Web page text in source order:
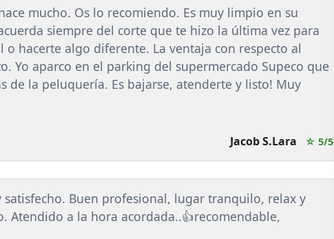
mucho. Os lo recomiendo. Es muy limpio en su
siempre del corte que te hizo la última vez para
o hacerte algo diferente. La ventaja con respecto al
Yo aparco en el parking del supermercado Supeco que
de la peluquería. Es bajarse, atenderte y listo! Muy
Jacob S.Lara ☆ 5/5
Buen profesional, lugar tranquilo, relax y
Atendido a la hora acordada..👍recomendable,